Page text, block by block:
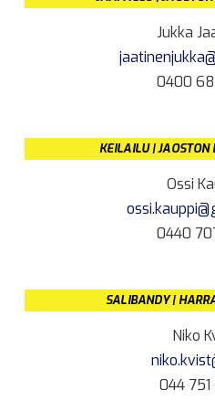
Jukka
0400
KEILAILU | JAOSTON
Ossi
0440
SALIBANDY |
Niko
044